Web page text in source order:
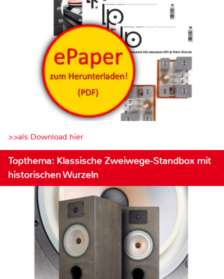
>>als Download hier
Topthema: Klassische Zweiwege-Standbox mit
historischen Wurzeln